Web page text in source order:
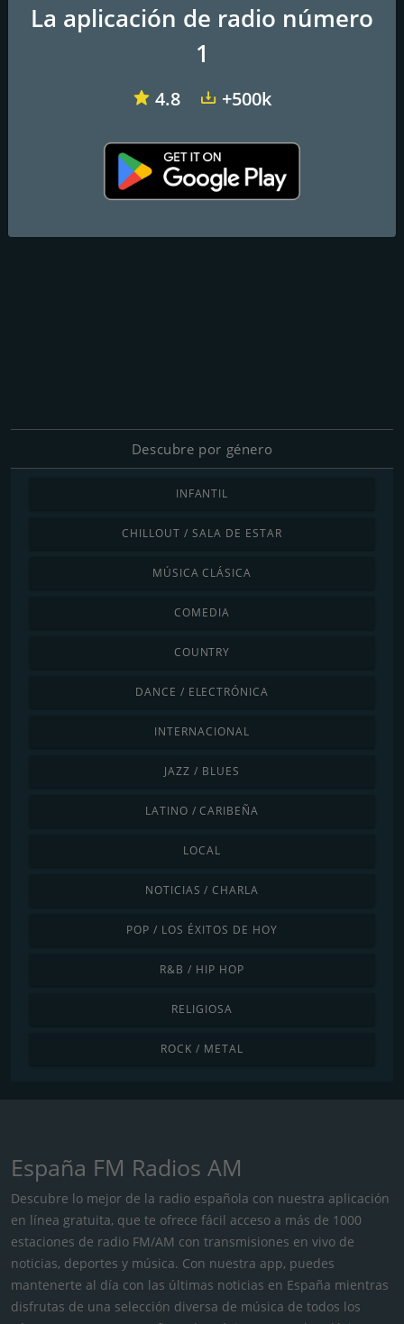
Descubre por género
INFANTIL
CHILLOUT / SALA DE ESTAR
MÚSICA CLÁSICA
COMEDIA
COUNTRY
DANCE / ELECTRÓNICA
INTERNACIONAL
JAZZ / BLUES
LATINO / CARIBEÑA
LOCAL
NOTICIAS / CHARLA
POP / LOS ÉXITOS DE HOY
R&B / HIP HOP
RELIGIOSA
ROCK / METAL
España FM Radios AM
Descubre lo mejor de la radio española con nuestra aplicación
en línea gratuita, que te ofrece fácil acceso a más de 1000
estaciones de radio FM/AM con transmisiones en vivo de
noticias, deportes y música. Con nuestra app, puedes
mantenerte al día con las últimas noticias en España mientras
disfrutas de una selección diversa de música de todos los
La aplicación de radio número
1
4.8 +500k